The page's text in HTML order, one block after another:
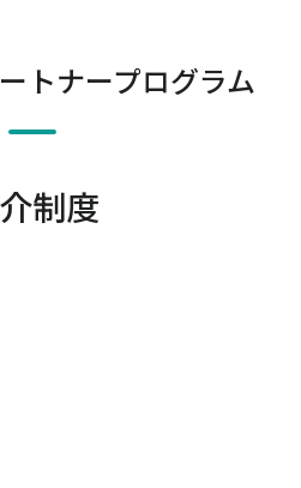
トナープログラム
制度